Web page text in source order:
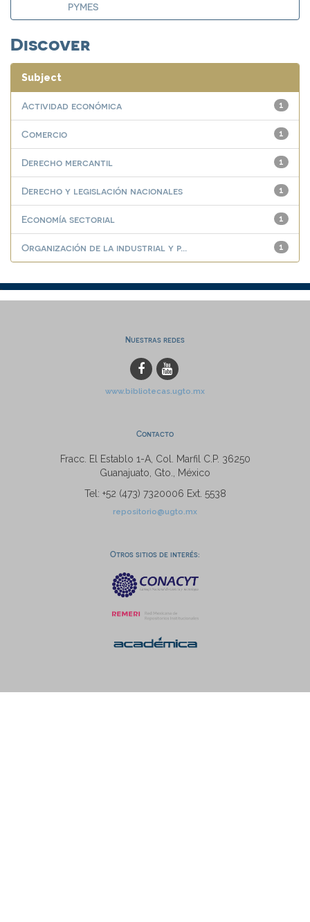
PYMES
Discover
Subject
1
Actividad económica
1
Comercio
1
Derecho mercantil
1
Derecho y legislación nacionales
1
Economía sectorial
1
Organización de la industrial y p...
Nuestras redes
www.bibliotecas.ugto.mx
Contacto
Fracc. El Establo 1-A, Col. Marfil C.P. 36250
Guanajuato, Gto., México
Tel: +52 (473) 7320006 Ext. 5538
repositorio@ugto.mx
Otros sitios de interés: